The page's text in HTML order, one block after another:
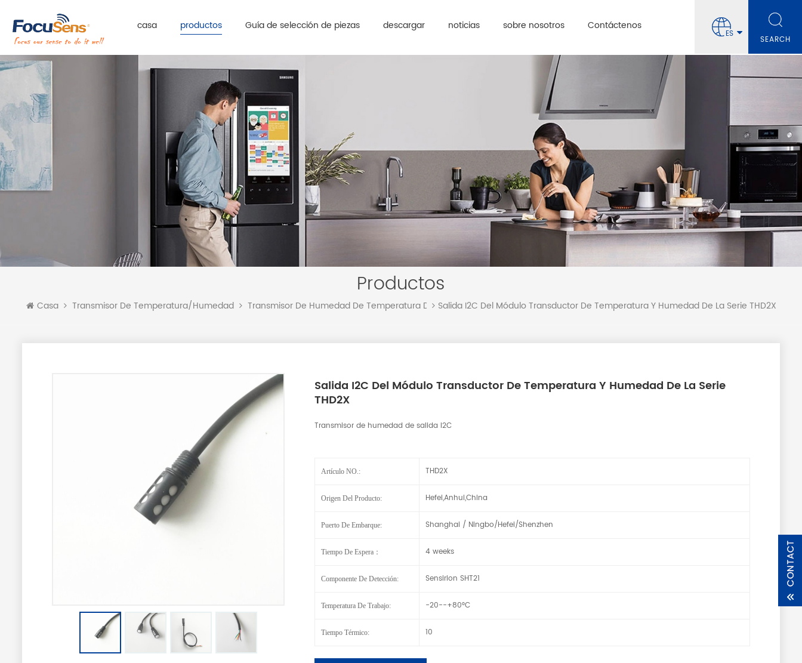
casa productos Guía de selección de piezas descargar noticias sobre nosotros Contáctenos
ES
Productos
Casa Transmisor De Temperatura/humedad Transmisor De Humedad De Temperatura De Salida I2CSalida I2C Del Módulo Transductor De Temperatura Y Humedad De La Serie THD2X
Salida I2C Del Módulo Transductor De Temperatura Y Humedad De La Serie
THD2X
Transmisor de humedad de salida I2C
Artículo NO.: THD2X
Origen Del Producto: Hefei,Anhui,China
Puerto De Embarque: Shanghai / Ningbo/Hefei/Shenzhen
Tiempo De Espera： 4 weeks
Componente De Detección: Sensirion SHT21
Temperatura De Trabajo: -20--+80°C
Tiempo Térmico: 10